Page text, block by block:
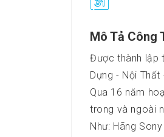
Mô Tả Công
Được thành lập
Dựng - Nội Thất
Qua 16 năm
trong và ngoài
Như: Hãng